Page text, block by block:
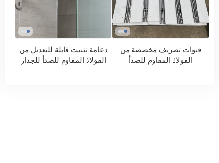
قنوات تصريف مخصصة من
الفولاذ المقاوم للصدأ
دعامة تثبيت قابلة للتعديل من
الفولاذ المقاوم للصدأ للجدار